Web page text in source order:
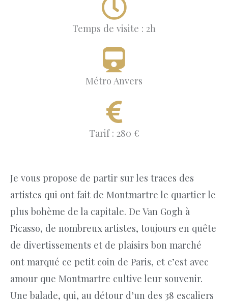
Temps de visite : 2h
Métro Anvers
Tarif : 280 €
Je vous propose de partir sur les traces des
artistes qui ont fait de Montmartre le quartier le
plus bohème de la capitale. De Van Gogh à
Picasso, de nombreux artistes, toujours en quête
de divertissements et de plaisirs bon marché
ont marqué ce petit coin de Paris, et c’est avec
amour que Montmartre cultive leur souvenir.
Une balade, qui, au détour d’un des 38 escaliers